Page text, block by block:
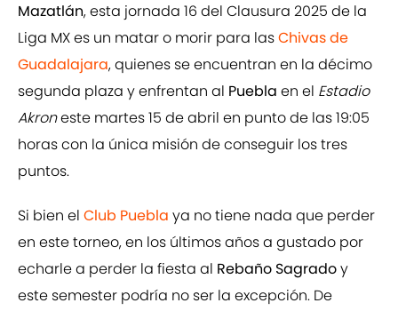
Mazatlán, esta jornada 16 del Clausura 2025 de la
Liga MX es un matar o morir para lasChivas de
Guadalajara, quienes se encuentran en la décimo
segunda plaza y enfrentan al Puebla en el Estadio
Akroneste martes 15 de abril en punto de las 19:05
horas con la única misión de conseguir los tres
puntos.
Si bien el Club Puebla ya no tiene nada que perder
en este torneo, en los últimos años a gustado por
echarle a perder la fiesta al Rebaño Sagradoy
este semester podría no ser la excepción. De